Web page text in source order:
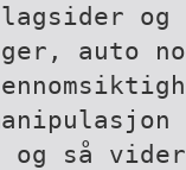
auto­
og så